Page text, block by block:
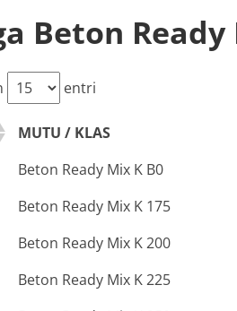
Beton
entri
MUTU / KLAS
Beton Ready Mix K B0
Beton Ready Mix K 175
Beton Ready Mix K 200
Beton Ready Mix K 225